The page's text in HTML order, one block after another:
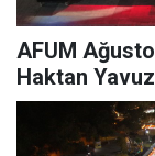
AFUM
Haktan